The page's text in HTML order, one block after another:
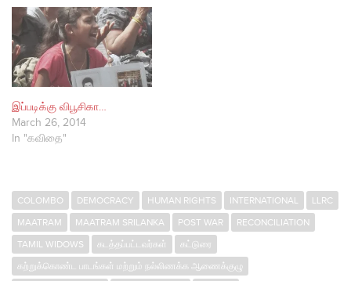
இப்படிக்கு விபூசிகா…
March 26, 2014
In "கவிதை"
COLOMBO DEMOCRACY HUMAN RIGHTS INTERNATIONAL
LLRC
MAATRAM
MAATRAM SRILANKA POST WAR
RECONCILIATION
TAMIL WIDOWS
கடத்தப்பட்டவர்கள்
கட்டுரை
கற்றுக்கொண்ட பாடங்கள் மற்றும் நல்லிணக்க ஆணைக்குழு